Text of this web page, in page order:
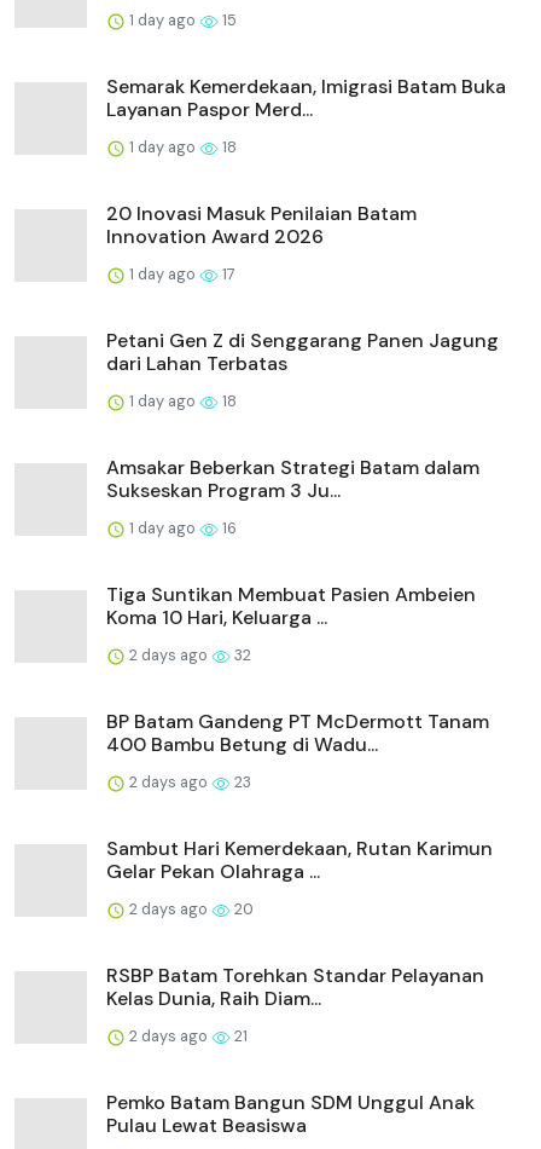
1 day ago 15
Semarak Kemerdekaan, Imigrasi Batam Buka
Layanan Paspor Merd...
1 day ago 18
20 Inovasi Masuk Penilaian Batam
Innovation Award 2026
1 day ago 17
Petani Gen Z di Senggarang Panen Jagung
dari Lahan Terbatas
1 day ago 18
Amsakar Beberkan Strategi Batam dalam
Sukseskan Program 3 Ju...
1 day ago 16
Tiga Suntikan Membuat Pasien Ambeien
Koma 10 Hari, Keluarga ...
2 days ago 32
BP Batam Gandeng PT McDermott Tanam
400 Bambu Betung di Wadu...
2 days ago 23
Sambut Hari Kemerdekaan, Rutan Karimun
Gelar Pekan Olahraga ...
2 days ago 20
RSBP Batam Torehkan Standar Pelayanan
Kelas Dunia, Raih Diam...
2 days ago 21
Pemko Batam Bangun SDM Unggul Anak
Pulau Lewat Beasiswa